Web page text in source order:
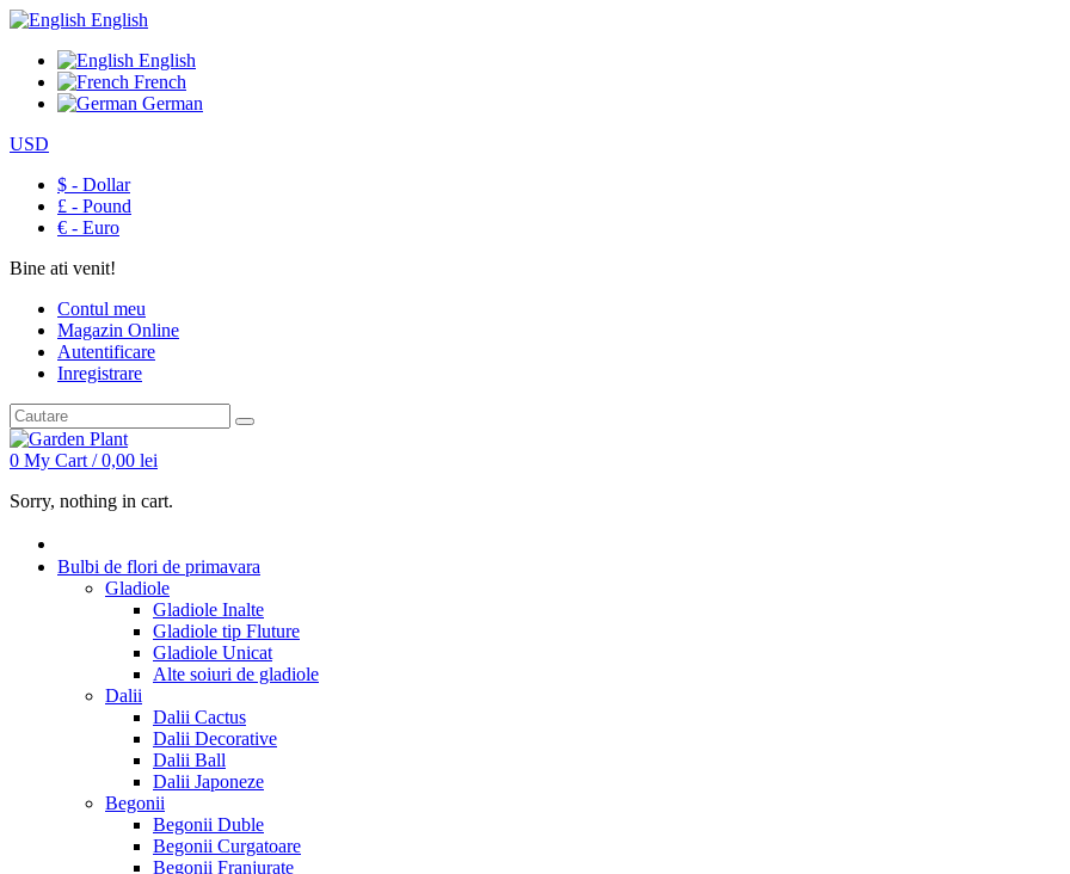
English
English
French
German
USD
$ - Dollar
£ - Pound
€ - Euro
Bine ati venit!
Contul meu
Magazin Online
Autentificare
Inregistrare
0 My Cart /0,00 lei
Sorry, nothing in cart.
Bulbi de flori de primavara
Gladiole
Gladiole Inalte
Gladiole tip Fluture
Gladiole Unicat
Alte soiuri de gladiole
Dalii
Dalii Cactus
Dalii Decorative
Dalii Ball
Dalii Japoneze
Begonii
Begonii Duble
Begonii Curgatoare
Begonii Franjurate